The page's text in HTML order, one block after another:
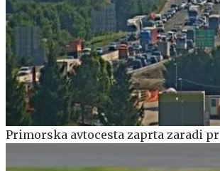
Primorska avtocesta zaprta zaradi